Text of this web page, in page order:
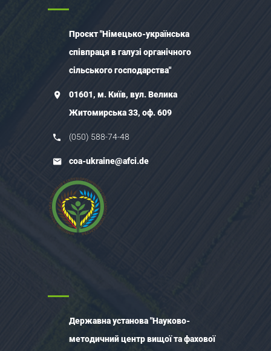
Проєкт "Німецько-українська
співпраця в галузі органічного
сільського господарства"
01601, м. Київ, вул. Велика
Житомирська 33, оф. 609
(050) 588-74-48
coa-ukraine@afci.de
Державна установа "Науково-
методичний центр вищої та фахової